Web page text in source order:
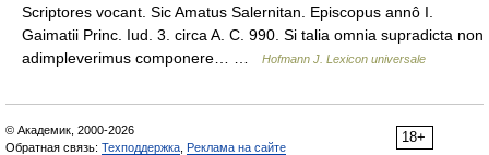
Scriptores vocant. Sic Amatus Salernitan. Episcopus annô I.
Gaimatii Princ. Iud. 3. circa A. C. 990. Si talia omnia supradicta non
adimpleverimus componere… …
Hofmann J. Lexicon universale
18+
© Академик, 2000-2026
Обратная связь: Техподдержка Реклама на сайте